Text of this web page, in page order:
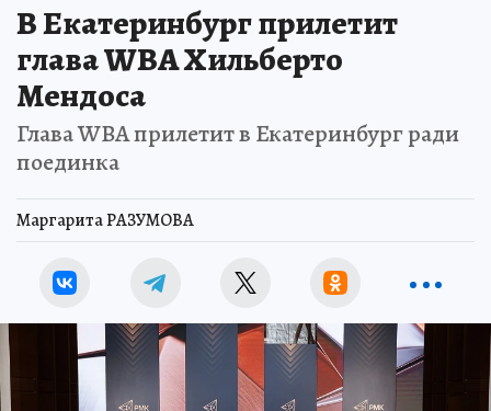
В Екатеринбург прилетит
глава WBA Хильберто
Мендоса
Глава WBA прилетит в Екатеринбург ради
поединка
Маргарита РАЗУМОВА